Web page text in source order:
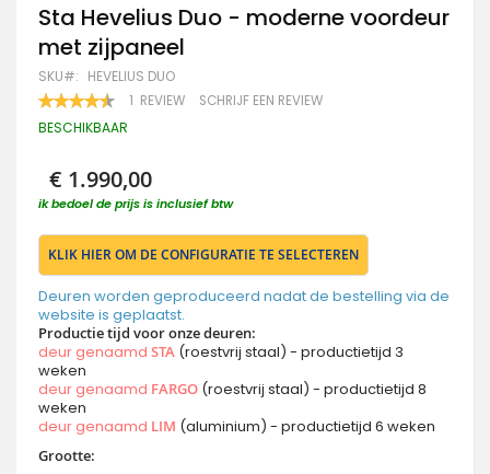
Ga
naar
het
begin
van
de
afbeeldingen-
Sta Hevelius Duo - moderne voordeur
met zijpaneel
SKU HEVELIUS DUO
WAARDERING:1 REVIEW SCHRIJF EEN REVIEW
BESCHIKBAAR
€ 1.990,00
ik bedoel de prijs is inclusief btw
KLIK HIER OM DE CONFIGURATIE TE SELECTEREN
Deuren worden geproduceerd nadat de bestelling via de
website is geplaatst.
Productie tijd voor onze deuren:
deur genaamd STA (roestvrij staal) - productietijd 3
weken
deur genaamd FARGO (roestvrij staal) - productietijd 8
weken
deur genaamd LIM (aluminium) - productietijd 6 weken
Grootte: